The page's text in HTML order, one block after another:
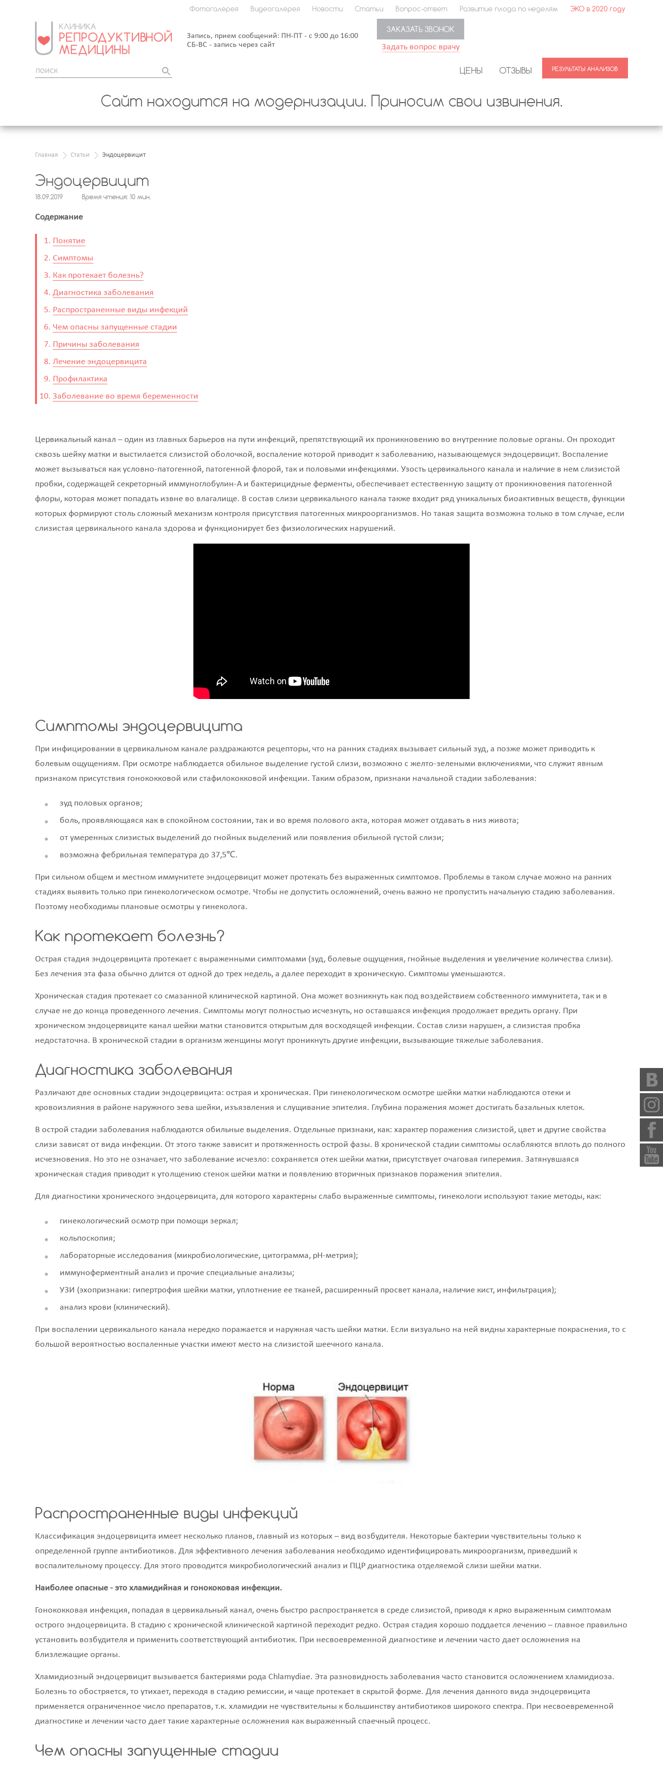
Фотогалерея Видеогалерея Новости Статьи Вопрос-ответ Развитие плода по неделям ЭКО в 2020 году
Запись, прием сообщений: ПН-ПТ - с 9:00 до 16:00
СБ-ВС - запись через сайт
ЗАКАЗАТЬ ЗВОНОК
Задать вопрос врачу
ЦЕНЫ ОТЗЫВЫ
Сайт находится на модернизации. Приносим свои извинения.
Главная Статьи Эндоцервицит
Эндоцервицит
18.09.2019 Время чтения: 10 мин.
Содержание
Понятие
Симптомы
Как протекает болезнь?
Диагностика заболевания
Распространенные виды инфекций
Чем опасны запущенные стадии
Причины заболевания
Лечение эндоцервицита
Профилактика
Заболевание во время беременности
Цервикальный канал – один из главных барьеров на пути инфекций, препятствующий их проникновению во внутренние половые органы. Он проходит
сквозь шейку матки и выстилается слизистой оболочкой, воспаление которой приводит к заболеванию, называющемуся эндоцервицит. Воспаление
может вызываться как условно-патогенной, патогенной флорой, так и половыми инфекциями. Узость цервикального канала и наличие в нем слизистой
пробки, содержащей секреторный иммуноглобулин-А и бактерицидные ферменты, обеспечивает естественную защиту от проникновения патогенной
флоры, которая может попадать извне во влагалище. В состав слизи цервикального канала также входит ряд уникальных биоактивных веществ, функции
которых формируют столь сложный механизм контроля присутствия патогенных микроорганизмов. Но такая защита возможна только в том случае, если
слизистая цервикального канала здорова и функционирует без физиологических нарушений.
Симптомы эндоцервицита
При инфицировании в цервикальном канале раздражаются рецепторы, что на ранних стадиях вызывает сильный зуд, а позже может приводить к
болевым ощущениям. При осмотре наблюдается обильное выделение густой слизи, возможно с желто-зелеными включениями, что служит явным
признаком присутствия гонококковой или стафилококковой инфекции. Таким образом, признаки начальной стадии заболевания:
зуд половых органов;
боль, проявляющаяся как в спокойном состоянии, так и во время полового акта, которая может отдавать в низ живота;
от умеренных слизистых выделений до гнойных выделений или появления обильной густой слизи;
возможна фебрильная температура до 37,5℃.
При сильном общем и местном иммунитете эндоцервицит может протекать без выраженных симптомов. Проблемы в таком случае можно на ранних
стадиях выявить только при гинекологическом осмотре. Чтобы не допустить осложнений, очень важно не пропустить начальную стадию заболевания.
Поэтому необходимы плановые осмотры у гинеколога.
Как протекает болезнь?
Острая стадия эндоцервицита протекает с выраженными симптомами (зуд, болевые ощущения, гнойные выделения и увеличение количества слизи).
Без лечения эта фаза обычно длится от одной до трех недель, а далее переходит в хроническую. Симптомы уменьшаются.
Хроническая стадия протекает со смазанной клинической картиной. Она может возникнуть как под воздействием собственного иммунитета, так и в
случае не до конца проведенного лечения. Симптомы могут полностью исчезнуть, но оставшаяся инфекция продолжает вредить органу. При
хроническом эндоцервиците канал шейки матки становится открытым для восходящей инфекции. Состав слизи нарушен, а слизистая пробка
недостаточна. В хронической стадии в организм женщины могут проникнуть другие инфекции, вызывающие тяжелые заболевания.
Диагностика заболевания
Различают две основных стадии эндоцервицита: острая и хроническая. При гинекологическом осмотре шейки матки наблюдаются отеки и
кровоизлияния в районе наружного зева шейки, изъязвления и слущивание эпителия. Глубина поражения может достигать базальных клеток.
В острой стадии заболевания наблюдаются обильные выделения. Отдельные признаки, как: характер поражения слизистой, цвет и другие свойства
слизи зависят от вида инфекции. От этого также зависит и протяженность острой фазы. В хронической стадии симптомы ослабляются вплоть до полного
исчезновения. Но это не означает, что заболевание исчезло: сохраняется отек шейки матки, присутствует очаговая гиперемия. Затянувшаяся
хроническая стадия приводит к утолщению стенок шейки матки и появлению вторичных признаков поражения эпителия.
Для диагностики хронического эндоцервицита, для которого характерны слабо выраженные симптомы, гинекологи используют такие методы, как:
гинекологический осмотр при помощи зеркал;
кольпоскопия;
лабораторные исследования (микробиологические, цитограмма, pH-метрия);
иммуноферментный анализ и прочие специальные анализы;
УЗИ (эхопризнаки: гипертрофия шейки матки, уплотнение ее тканей, расширенный просвет канала, наличие кист, инфильтрация);
анализ крови (клинический).
При воспалении цервикального канала нередко поражается и наружная часть шейки матки. Если визуально на ней видны характерные покраснения, то с
большой вероятностью воспаленные участки имеют место на слизистой шеечного канала.
Распространенные виды инфекций
Классификация эндоцервицита имеет несколько планов, главный из которых – вид возбудителя. Некоторые бактерии чувствительны только к
определенной группе антибиотиков. Для эффективного лечения заболевания необходимо идентифицировать микроорганизм, приведший к
воспалительному процессу. Для этого проводится микробиологический анализ и ПЦР диагностика отделяемой слизи шейки матки.
Наиболее опасные - это хламидийная и гонококовая инфекции.
Гонококковая инфекция, попадая в цервикальный канал, очень быстро распространяется в среде слизистой, приводя к ярко выраженным симптомам
острого эндоцервицита. В стадию с хронической клинической картиной переходит редко. Острая стадия хорошо поддается лечению – главное правильно
установить возбудителя и применить соответствующий антибиотик. При несвоевременной диагностике и лечении часто дает осложнения на
близлежащие органы.
Хламидиозный эндоцервицит вызывается бактериями рода Chlamydiae. Эта разновидность заболевания часто становится осложнением хламидиоза.
Болезнь то обостряется, то утихает, переходя в стадию ремиссии, и чаще протекает в скрытой форме. Для лечения данного вида эндоцервицита
применяется ограниченное число препаратов, т.к. хламидии не чувствительны к большинству антибиотиков широкого спектра. При несвоевременной
диагностике и лечении часто дает такие характерные осложнения как выраженный спаечный процесс.
Чем опасны запущенные стадии